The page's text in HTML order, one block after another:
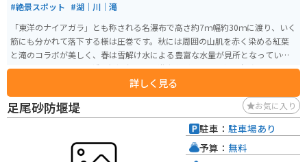
#絶景スポット #湖｜川｜滝
「東洋のナイアガラ」とも称される名瀑布で高さ約7ｍ幅約30ｍに渡り、いく
筋にも分かれて落下する様は圧巻です。秋には周囲の山肌を赤く染める紅葉
と滝のコラボが美しく、春は雪解け水による豊富な水量が見所となっていま
す。滝の周囲には吊り橋や観瀑台のある遊歩道があり、多様な角度から滝を
詳しく見る
足尾砂防堰堤 お気に入り
駐車： 駐車場あり
予算： 無料